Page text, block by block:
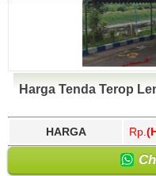
Harga Tenda Terop
HARGA Rp.